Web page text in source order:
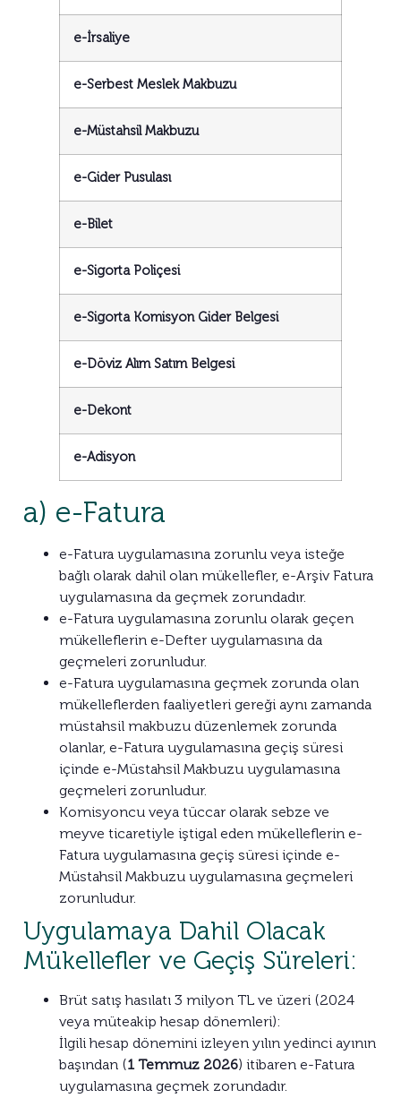
e-İrsaliye
e-Serbest Meslek Makbuzu
e-Müstahsil Makbuzu
e-Gider Pusulası
e-Bilet
e-Sigorta Poliçesi
e-Sigorta Komisyon Gider Belgesi
e-Döviz Alım Satım Belgesi
e-Dekont
e-Adisyon
a) e-Fatura
e-Fatura uygulamasına zorunlu veya isteğe
bağlı olarak dahil olan mükellefler, e-Arşiv Fatura
uygulamasına da geçmek zorundadır.
e-Fatura uygulamasına zorunlu olarak geçen
mükelleflerin e-Defter uygulamasına da
geçmeleri zorunludur.
e-Fatura uygulamasına geçmek zorunda olan
mükelleflerden faaliyetleri gereği aynı zamanda
müstahsil makbuzu düzenlemek zorunda
olanlar, e-Fatura uygulamasına geçiş süresi
içinde e-Müstahsil Makbuzu uygulamasına
geçmeleri zorunludur.
Komisyoncu veya tüccar olarak sebze ve
meyve ticaretiyle iştigal eden mükelleflerin e-
Fatura uygulamasına geçiş süresi içinde e-
Müstahsil Makbuzu uygulamasına geçmeleri
zorunludur.
Uygulamaya Dahil Olacak
Mükellefler ve Geçiş Süreleri:
Brüt satış hasılatı 3 milyon TL ve üzeri (2024
veya müteakip hesap dönemleri):
İlgili hesap dönemini izleyen yılın yedinci ayının
başından (1 Temmuz 2026) itibaren e-Fatura
uygulamasına geçmek zorundadır.